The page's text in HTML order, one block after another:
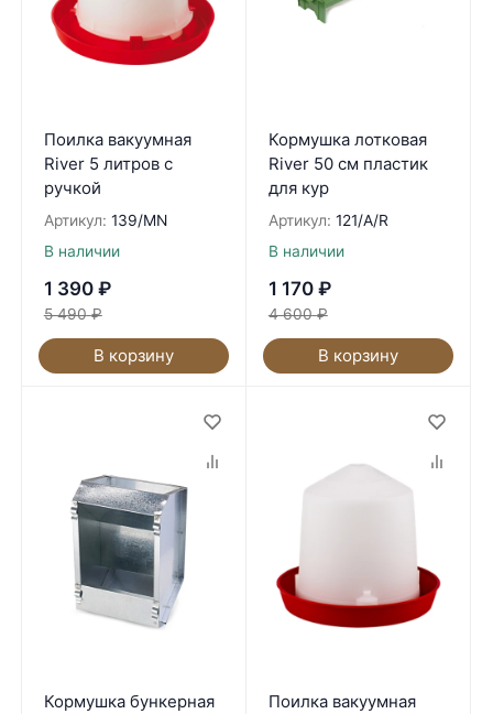
Поилка вакуумная
River 5 литров с
ручкой
Артикул: 139/MN
В наличии
1 390 ₽
5 490 ₽
В корзину
Кормушка лотковая
River 50 см пластик
для кур
Артикул: 121/A/R
В наличии
1 170 ₽
4 600 ₽
В корзину
Кормушка бункерная
Поилка вакуумная